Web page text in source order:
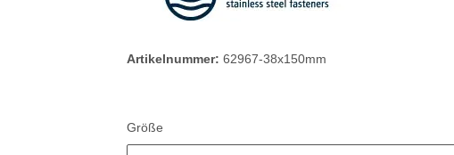
Artikelnummer: 62967-38x150mm
Größe